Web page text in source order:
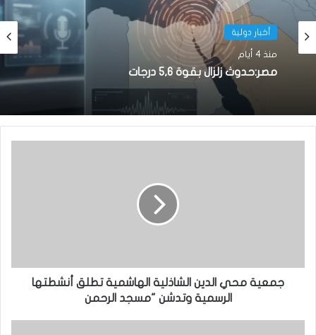
أخبار دولية
منذ 4 أيام
مصر:حدوث زلزال بقوة 5,6 درجات
جمعية محي الدين الشاذلية الهاشمية تطلق أنشطتها
الرسمية وتدشن "مسجد الرحمن